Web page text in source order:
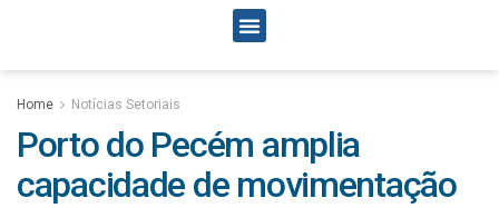
Home Notícias Setoriais
Porto do Pecém amplia
capacidade de movimentação